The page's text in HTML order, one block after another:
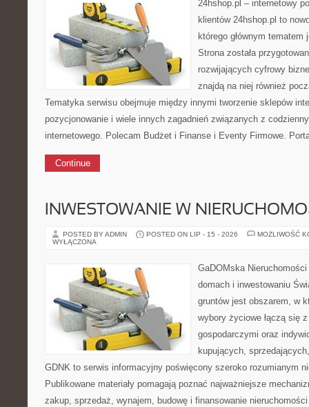
24hshop.pl – internetowy
klientów 24hshop.pl to
którego głównym
Strona została
rozwijających cyfrowy
znajdą na niej również
Tematyka serwisu obejmuje między innymi tworzenie sklepów
pozycjonowanie i wiele innych zagadnień związanych z
internetowego. Polecam Budżet i Finanse i Eventy Firmowe.
Continue
INWESTOWANIE W
POSTED BY ADMIN POSTED ON LIP - 15 - 2026
MOŻLIWOŚĆ
WYŁĄCZONA
GaDOMska
domach i inwestowaniu
gruntów jest obszarem, w
wybory życiowe łączą się
gospodarczymi oraz
kupujących,
GDNK to serwis informacyjny poświęcony szeroko rozumianym
Publikowane materiały pomagają poznać najważniejsze
zakup, sprzedaż, wynajem, budowę i finansowanie